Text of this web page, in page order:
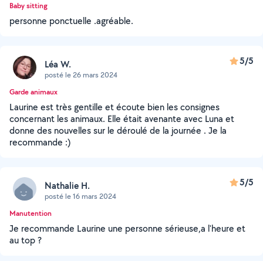
Baby sitting
personne ponctuelle .agréable.
Léa W.
posté le 26 mars 2024
5/5
Garde animaux
Laurine est très gentille et écoute bien les consignes
concernant les animaux. Elle était avenante avec Luna et
donne des nouvelles sur le déroulé de la journée . Je la
recommande :)
Nathalie H.
posté le 16 mars 2024
5/5
Manutention
Je recommande Laurine une personne sérieuse,a l'heure et
au top ?